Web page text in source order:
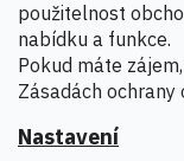
použitelnost
nabídku a funkce.
Pokud máte
Zásadách ochrany
Nastavení
Kamenná prodejna
Copyright 2026